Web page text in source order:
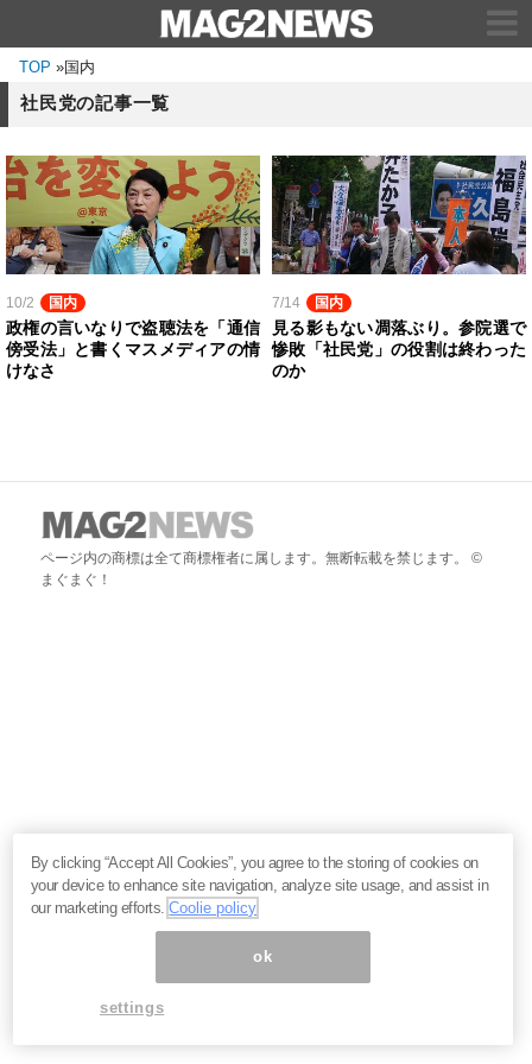
TOP »国内
社民党の記事一覧
10/2 国内
政権の言いなりで盗聴法を「通信
傍受法」と書くマスメディアの情
けなさ
7/14 国内
見る影もない凋落ぶり。参院選で
惨敗「社民党」の役割は終わった
のか
ページ内の商標は全て商標権者に属します。無断転載を禁じます。 ©
まぐまぐ！
By clicking “Accept All Cookies”, you agree to the storing of cookies on
your device to enhance site navigation, analyze site usage, and assist in
our marketing efforts.Coolie policy
ok
settings